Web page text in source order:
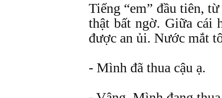
Tiếng “em” đầu tiên,
thật bất ngờ. Giữa cái
được an ủi. Nước mắt
- Mình đã thua cậu ạ.